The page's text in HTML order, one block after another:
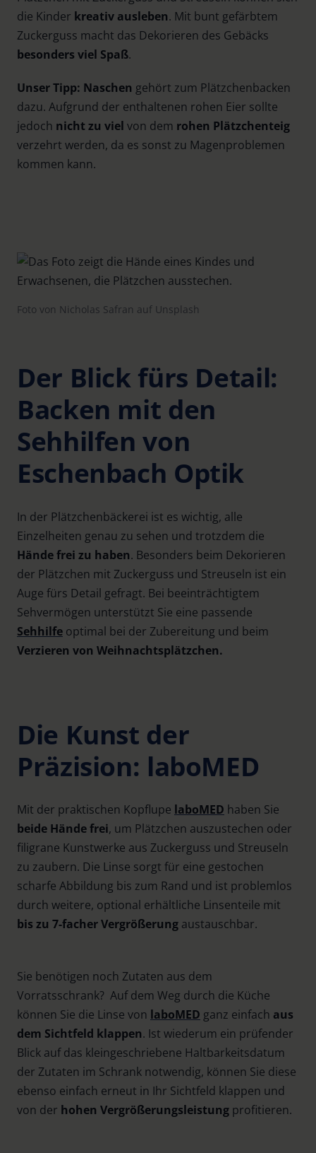
die Kinder kreativ ausleben. Mit bunt gefärbtem
Zuckerguss macht das Dekorieren des Gebäcks
besonders viel Spaß.
Unser Tipp: Naschen gehört zum Plätzchenbacken
dazu. Aufgrund der enthaltenen rohen Eier sollte
jedoch nicht zu viel von dem rohen Plätzchenteig
verzehrt werden, da es sonst zu Magenproblemen
kommen kann.
Foto von Nicholas Safran auf Unsplash
Der Blick fürs Detail:
Backen mit den
Sehhilfen von
Eschenbach Optik
In der Plätzchenbäckerei ist es wichtig, alle
Einzelheiten genau zu sehen und trotzdem die
Hände frei zu haben. Besonders beim Dekorieren
der Plätzchen mit Zuckerguss und Streuseln ist ein
Auge fürs Detail gefragt. Bei beeinträchtigtem
Sehvermögen unterstützt Sie eine passende
Sehhilfe optimal bei der Zubereitung und beim
Verzieren von Weihnachtsplätzchen.
Die Kunst der
Präzision: laboMED
Mit der praktischen Kopflupe laboMED haben Sie
beide Hände frei, um Plätzchen auszustechen oder
filigrane Kunstwerke aus Zuckerguss und Streuseln
zu zaubern. Die Linse sorgt für eine gestochen
scharfe Abbildung bis zum Rand und ist problemlos
durch weitere, optional erhältliche Linsenteile mit
bis zu 7-facher Vergrößerung austauschbar.
Sie benötigen noch Zutaten aus dem
Vorratsschrank? Auf dem Weg durch die Küche
können Sie die Linse von laboMED ganz einfach aus
dem Sichtfeld klappen. Ist wiederum ein prüfender
Blick auf das kleingeschriebene Haltbarkeitsdatum
der Zutaten im Schrank notwendig, können Sie diese
ebenso einfach erneut in Ihr Sichtfeld klappen und
von der hohen Vergrößerungsleistung profitieren.